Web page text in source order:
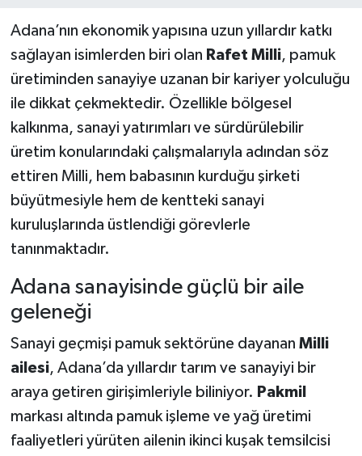
Adana’nın ekonomik yapısına uzun yıllardır katkı
sağlayan isimlerden biri olan Rafet Milli, pamuk
üretiminden sanayiye uzanan bir kariyer yolculuğu
ile dikkat çekmektedir. Özellikle bölgesel
kalkınma, sanayi yatırımları ve sürdürülebilir
üretim konularındaki çalışmalarıyla adından söz
ettiren Milli, hem babasının kurduğu şirketi
büyütmesiyle hem de kentteki sanayi
kuruluşlarında üstlendiği görevlerle
tanınmaktadır.
Adana sanayisinde güçlü bir aile
geleneği
Sanayi geçmişi pamuk sektörüne dayanan Milli
ailesi, Adana’da yıllardır tarım ve sanayiyi bir
araya getiren girişimleriyle biliniyor. Pakmil
markası altında pamuk işleme ve yağ üretimi
faaliyetleri yürüten ailenin ikinci kuşak temsilcisi